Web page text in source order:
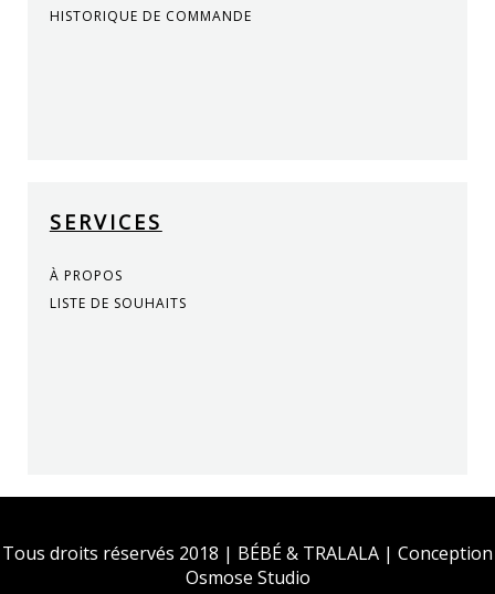
HISTORIQUE DE COMMANDE
SERVICES
À PROPOS
LISTE DE SOUHAITS
Tous droits réservés 2018 | BÉBÉ & TRALALA | Conception
Osmose Studio